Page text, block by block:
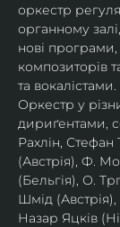
оркестр
органному
нові програми,
композиторів
та вокалістами.
Оркестр у
дириґентами,
Рахлін,
(Австрія), Ф.
(Бельгія), О.
Шмід
Назар Яцків